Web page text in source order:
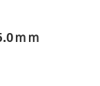
ｍｍ